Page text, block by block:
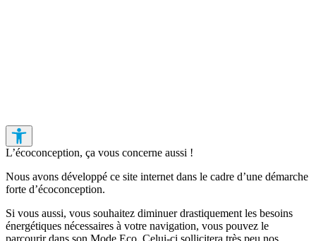
L’écoconception, ça vous concerne aussi !
Nous avons développé ce site internet dans le cadre d’une démarche
forte d’écoconception.
Si vous aussi, vous souhaitez diminuer drastiquement les besoins
énergétiques nécessaires à votre navigation, vous pouvez le
parcourir dans son Mode Eco. Celui-ci sollicitera très peu nos